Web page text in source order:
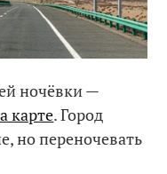
ночёвки —
карте. Город
но переночевать